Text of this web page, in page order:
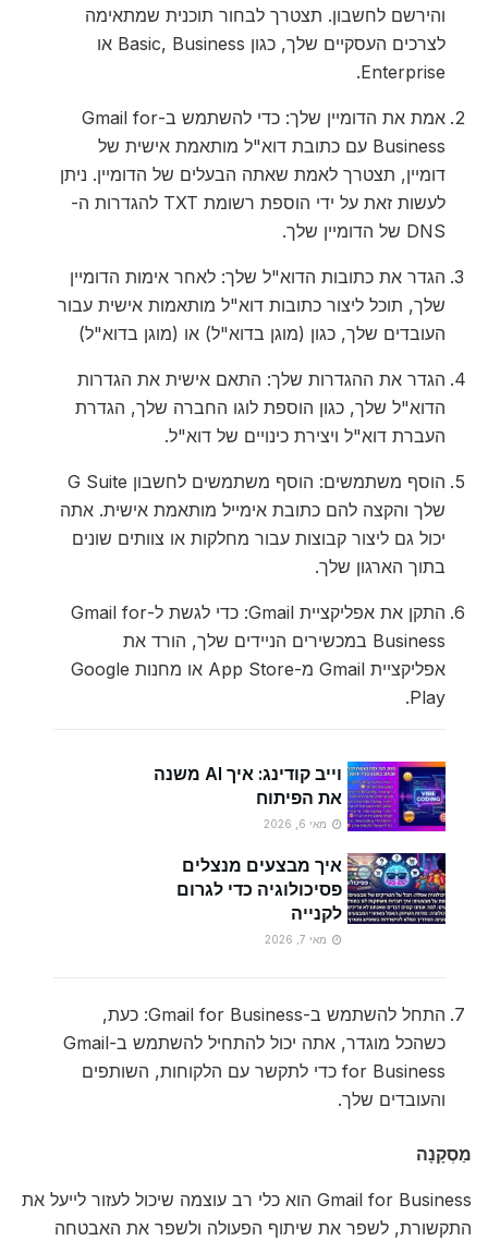
והירשם לחשבון. תצטרך לבחור תוכנית שמתאימה
לצרכים העסקיים שלך, כגון Basic, Business או
Enterprise.
אמת את הדומיין שלך: כדי להשתמש ב-Gmail for
Business עם כתובת דוא"ל מותאמת אישית של
דומיין, תצטרך לאמת שאתה הבעלים של הדומיין. ניתן
לעשות זאת על ידי הוספת רשומת TXT להגדרות ה-
DNS של הדומיין שלך.
הגדר את כתובות הדוא"ל שלך: לאחר אימות הדומיין
שלך, תוכל ליצור כתובות דוא"ל מותאמות אישית עבור
העובדים שלך, כגון (מוגן בדוא"ל) או (מוגן בדוא"ל)
הגדר את ההגדרות שלך: התאם אישית את הגדרות
הדוא"ל שלך, כגון הוספת לוגו החברה שלך, הגדרת
העברת דוא"ל ויצירת כינויים של דוא"ל.
הוסף משתמשים: הוסף משתמשים לחשבון G Suite
שלך ​​והקצה להם כתובת אימייל מותאמת אישית. אתה
יכול גם ליצור קבוצות עבור מחלקות או צוותים שונים
בתוך הארגון שלך.
התקן את אפליקציית Gmail: כדי לגשת ל-Gmail for
Business במכשירים הניידים שלך, הורד את
אפליקציית Gmail מ-App Store או מחנות Google
Play.
וייב קודינג: איך AI משנה
את הפיתוח
מאי 6, 2026
איך מבצעים מנצלים
פסיכולוגיה כדי לגרום
לקנייה
מאי 7, 2026
התחל להשתמש ב-Gmail for Business: כעת,
כשהכל מוגדר, אתה יכול להתחיל להשתמש ב-Gmail
for Business כדי לתקשר עם הלקוחות, השותפים
והעובדים שלך.
מַסְקָנָה
Gmail for Business הוא כלי רב עוצמה שיכול לעזור לייעל את
התקשורת, לשפר את שיתוף הפעולה ולשפר את האבטחה